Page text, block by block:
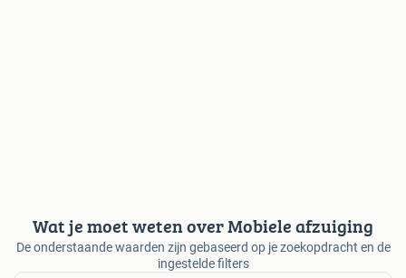
Wat je moet weten over Mobiele afzuiging
De onderstaande waarden zijn gebaseerd op je zoekopdracht en de
ingestelde filters